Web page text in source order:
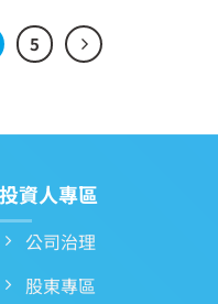
5
投資人專區
公司治理
股東專區